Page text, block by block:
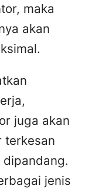
maka
akan
juga akan
terkesan
jenis